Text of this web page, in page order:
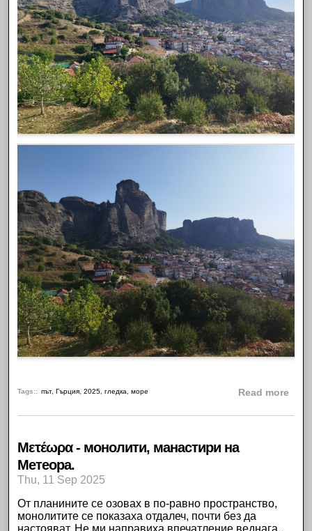
Tags: път,Гърция,2025,гледка,море Read more
Μετέωρα - монолити, манастири на
Метеора.
Thu, 11 Sep 2025
От планините се озовах в по-равно пространство,
монолитите се показаха отдалеч, почти без да
настояват. Не ми направиха впечатление веднага.